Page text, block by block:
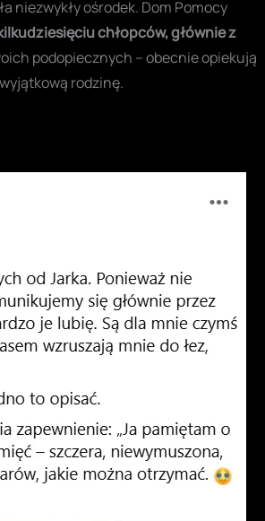
niezwykły ośrodek. Dom Pomocy
chłopców, głównie z
podopiecznych – obecnie opiekują
rodzinę.